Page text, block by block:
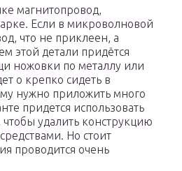
магнитопровод,
Если в микроволновой
что не приклеен, а
этой детали придётся
ножовки по металлу или
о крепко сидеть в
нужно приложить много
придется использовать
удалить конструкцию
Но стоит
проводится очень